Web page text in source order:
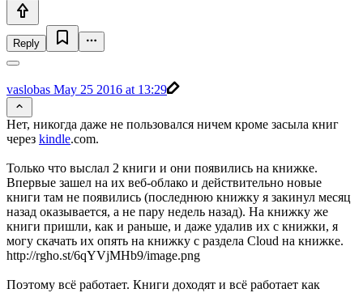
Reply
vaslobas May 25 2016 at 13:29
Нет, никогда даже не пользовался ничем кроме засыла книг
через kindle.com.
Только что выслал 2 книги и они появились на книжке.
Впервые зашел на их веб-облако и действительно новые
книги там не появились (последнюю книжку я закинул месяц
назад оказывается, а не пару недель назад). На книжку же
книги пришли, как и раньше, и даже удалив их с книжки, я
могу скачать их опять на книжку с раздела Cloud на книжке.
http://rgho.st/6qYVjMHb9/image.png
Поэтому всё работает. Книги доходят и всё работает как